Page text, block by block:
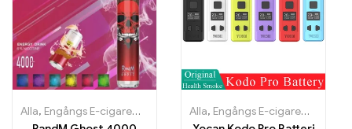
Alla, Engångs E-cigaretter Engångs-e-cigaretter Irland,
Alla, Engångs E-cigaretter